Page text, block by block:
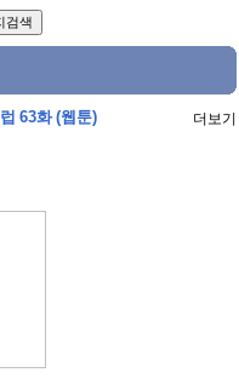
63화 (웹툰) 더보기